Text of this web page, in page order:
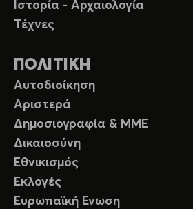
Ιστορία - Αρχαιολογία
Τέχνες
ΠΟΛΙΤΙΚΗ
Αυτοδιοίκηση
Αριστερά
Δημοσιογραφία & ΜΜΕ
Δικαιοσύνη
Εθνικισμός
Εκλογές
Ευρωπαϊκή Ενωση